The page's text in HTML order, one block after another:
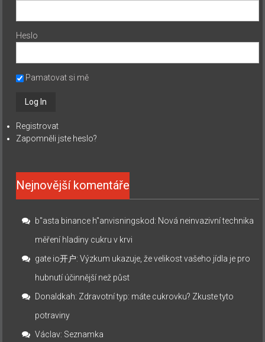
Heslo
Pamatovat si mě
Registrovat
Zapomněli jste heslo?
Nejnovější komentáře
b"asta binance h"anvisningskod: Nová neinvazivní technika
měření hladiny cukru v krvi
gate io开户:Výzkum ukazuje, že velikost vašeho jídla je pro
hubnutí účinnější než půst
Donaldkah: Zdravotní typ: máte cukrovku? Zkuste tyto
potraviny
Václav: Seznamka